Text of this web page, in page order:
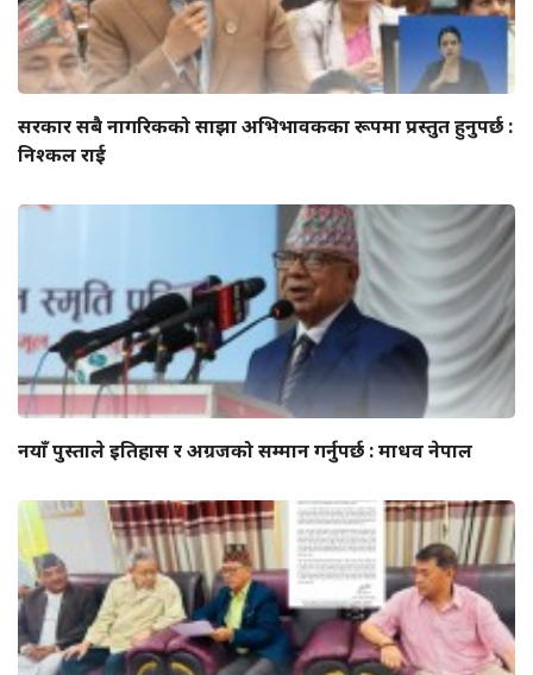
सरकार सबै नागरिकको साझा अभिभावकका रूपमा प्रस्तुत हुनुपर्छ :
निश्कल राई
नयाँ पुस्ताले इतिहास र अग्रजको सम्मान गर्नुपर्छ : माधव नेपाल